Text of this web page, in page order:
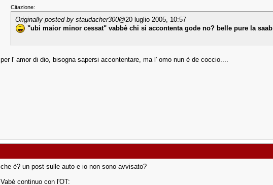
Citazione:
Originally posted by staudacher300@20 luglio 2005, 10:57
"ubi maior minor cessat" vabbè chi si accontenta gode no? belle pure la saab
per l' amor di dio, bisogna sapersi accontentare, ma l' omo nun è de coccio....
che è? un post sulle auto e io non sono avvisato?
Vabè continuo con l'OT: